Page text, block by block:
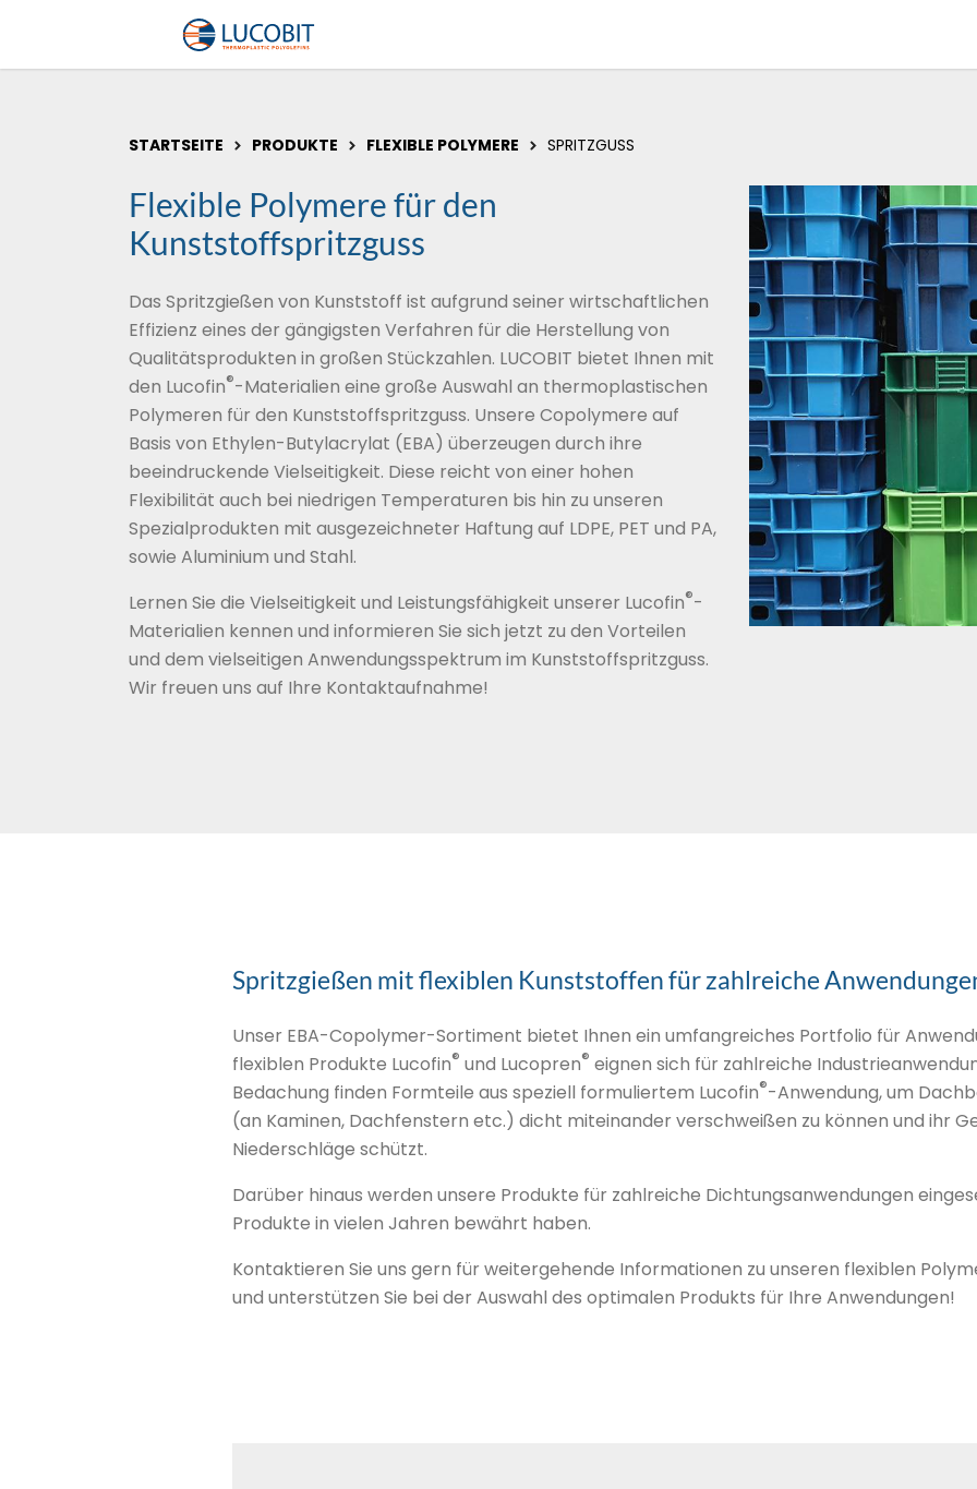
STARTSEITE PRODUKTE FLEXIBLE POLYMERE SPRITZGUSS
Flexible Polymere für den
Kunststoffspritzguss
Das Spritzgießen von Kunststoff ist aufgrund seiner wirtschaftlichen
Effizienz eines der gängigsten Verfahren für die Herstellung von
Qualitätsprodukten in großen Stückzahlen. LUCOBIT bietet Ihnen mit
den Lucofin®-Materialien eine große Auswahl an thermoplastischen
Polymeren für den Kunststoffspritzguss. Unsere Copolymere auf
Basis von Ethylen-Butylacrylat (EBA) überzeugen durch ihre
beeindruckende Vielseitigkeit. Diese reicht von einer hohen
Flexibilität auch bei niedrigen Temperaturen bis hin zu unseren
Spezialprodukten mit ausgezeichneter Haftung auf LDPE, PET und PA,
sowie Aluminium und Stahl.
Lernen Sie die Vielseitigkeit und Leistungsfähigkeit unserer Lucofin®-
Materialien kennen und informieren Sie sich jetzt zu den Vorteilen
und dem vielseitigen Anwendungsspektrum im Kunststoffspritzguss.
Wir freuen uns auf Ihre Kontaktaufnahme!
Spritzgießen mit flexiblen Kunststoffen für zahlreiche
Unser EBA-Copolymer-Sortiment bietet Ihnen ein umfangreiches Portfolio für
flexiblen Produkte Lucofin® und Lucopren® eignen sich für zahlreiche
Bedachung finden Formteile aus speziell formuliertem Lucofin®-Anwendung, um
(an Kaminen, Dachfenstern etc.) dicht miteinander verschweißen zu können und ihr
Niederschläge schützt.
Darüber hinaus werden unsere Produkte für zahlreiche Dichtungsanwendungen
Produkte in vielen Jahren bewährt haben.
Kontaktieren Sie uns gern für weitergehende Informationen zu unseren flexiblen
und unterstützen Sie bei der Auswahl des optimalen Produkts für Ihre Anwendungen!